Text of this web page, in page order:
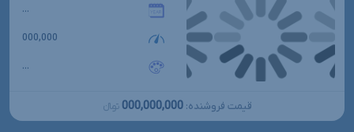
...
000,000
...
قیمت فروشنده: 000,000,000 تومانءءء